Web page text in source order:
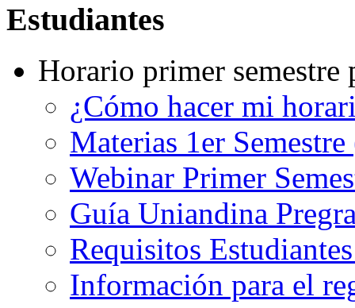
Estudiantes
Horario primer semestre
¿Cómo hacer mi
Materias 1er
Webinar Primer
Guía Uniandina
Requisitos
Información para el